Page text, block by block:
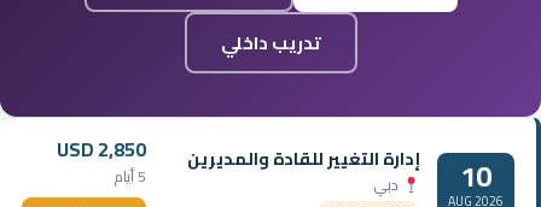
تدريب داخلي
10
AUG 2026
إدارة التغيير للقادة والمديرين
دبي
USD 2,850
5 أيام